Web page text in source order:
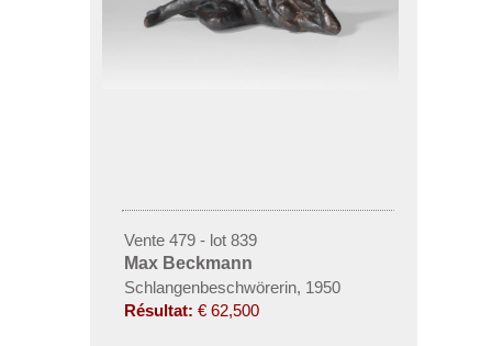
Vente 479 - lot 839
Max Beckmann
Schlangenbeschwörerin, 1950
Résultat: € 62,500